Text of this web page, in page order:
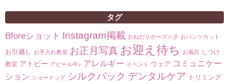
タグ
Bforeショット Instagram掲載 おねだりポーズ☆彡 おパンツカット
お引越し お手入れ教室 お正月写真 お迎え待ち お風呂 しつけ
教室 アトピー アピール中♪ アレルギー イベント ウェア コミュニケー
ション ショードッグ シルクパック デンタルケア
トリミング